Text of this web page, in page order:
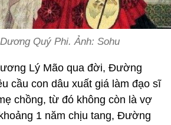
Quý Phi. Ảnh: Sohu
Lý Mão qua đời, Đường
cầu con dâu xuất giá làm đạo sĩ
chồng, từ đó không còn là vợ
1 năm chịu tang, Đường